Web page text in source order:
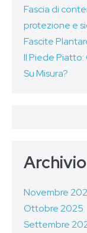
Fascia di
protezione e
Fascite
Il Piede
Su Misura?
Archivio
Novembre
Ottobre 2025
Settembre